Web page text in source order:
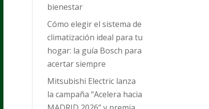
bienestar
Cómo elegir el sistema de
climatización ideal para tu
hogar: la guía Bosch para
acertar siempre
Mitsubishi Electric lanza
la campaña “Acelera hacia